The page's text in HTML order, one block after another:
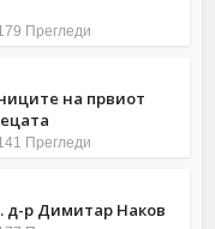
Прегледи
на првиот
Прегледи
д-р Димитар Наков